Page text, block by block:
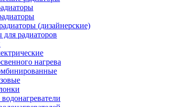
(дизайнерские)
для радиаторов
нагрева